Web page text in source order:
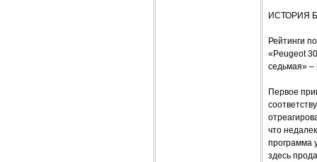
ИСТОРИЯ
Рейтинги
«Peugeot
седьмая» –
Первое
что
программа
здесь